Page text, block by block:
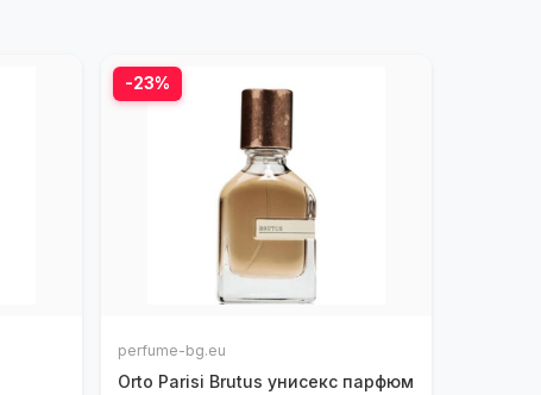
-23%
perfume-bg.eu
Orto Parisi Brutus унисекс парфюм